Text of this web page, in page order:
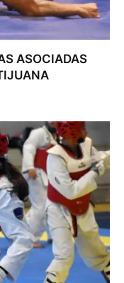
ASOCIADAS